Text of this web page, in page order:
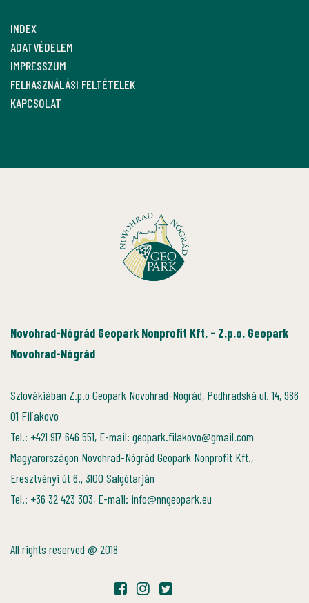
INDEX
ADATVÉDELEM
IMPRESSZUM
FELHASZNÁLÁSI FELTÉTELEK
KAPCSOLAT
Novohrad-Nógrád Geopark Nonprofit Kft. - Z.p.o. Geopark
Novohrad-Nógrád
Szlovákiában Z.p.o Geopark Novohrad-Nógrád, Podhradská ul. 14, 986
01 Fiľakovo
Tel.: +421 917 646 551, E-mail: geopark.filakovo@gmail.com
Magyarországon Novohrad-Nógrád Geopark Nonprofit Kft.,
Eresztvényi út 6., 3100 Salgótarján
Tel.: +36 32 423 303, E-mail: info@nngeopark.eu
All rights reserved @ 2018